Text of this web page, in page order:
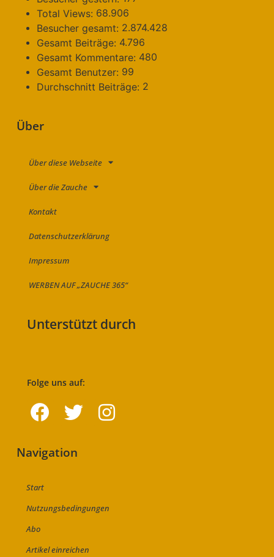
Total Views: 68.906
Besucher gesamt: 2.874.428
Gesamt Beiträge: 4.796
Gesamt Kommentare: 480
Gesamt Benutzer: 99
Durchschnitt Beiträge: 2
Über
Über diese Webseite
Über die Zauche
Kontakt
Datenschutzerklärung
Impressum
WERBEN AUF „ZAUCHE 365“
Unterstützt durch
Folge uns auf:
Navigation
Start
Nutzungsbedingungen
Abo
Artikel einreichen